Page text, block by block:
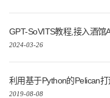
GPT-SoVITS教程,接入酒馆
2024-03-26
利用基于Python的Pelican
2019-08-08